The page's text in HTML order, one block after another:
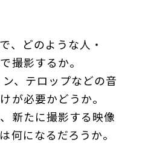
、どのような人・
撮影するか。
、テロップなどの音
が必要かどうか。
新たに撮影する映像
何になるだろうか。